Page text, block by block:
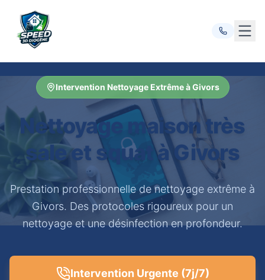
Intervention Nettoyage Extrême à Givors
Nettoyage maison très
sale et squat à Givors
Prestation professionnelle de nettoyage extrême à
Givors. Des protocoles rigoureux pour un
nettoyage et une désinfection en profondeur.
Intervention Urgente (7j/7)